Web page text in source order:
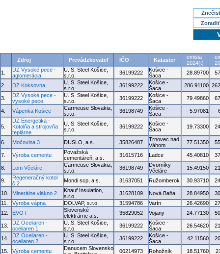
Zdroj Prevádzkovateľ IČO Kataster
emisia
2024(t)
1.
DZ Vysoké pece -
aglomerácia
U. S. Steel Košice,
s.r.o.
36199222
Košice -
Šaca
28.89700
2. DZ Koksovna
U. S. Steel Košice,
s.r.o.
36199222
Košice -
Šaca
286.91100
3.
DZ Vysoké pece -
vysoké pece
U. S. Steel Košice,
s.r.o.
36199222
Košice -
Šaca
79.49860
4. Vápenka Košice
Carmeuse Slovakia,
s.r.o.
36198749
Košice -
Šaca
5.97081
5.
DZ Energetika -
Kotolňa a strojovňa
teplárne
U. S. Steel Košice,
s.r.o.
36199222
Košice -
Šaca
19.73300
6. Močovina 3 DUSLO, a.s. 35826487
Trnovec nad
Váhom
77.51350
7. Výroba cementu
Považská
cementáreň, a.s.
31615716 Ladce 45.40810
8. Lom Včeláre
Carmeuse Slovakia,
s.r.o.
36198749
Dvorníky -
Včeláre
15.49150
9.
Regeneračný kotol
č.2
Mondi scp, a.s. 31637051 Ružomberok 30.93710
10. Minerálne vlákno 2
Knauf Insulation,
s.r.o.
31628109 Nová Baňa 28.84950
11.
Výroba vápna DOLVAP, s.r.o. 31594786 Varín 26.42690
12.
EVO I
Slovenské
elektrárne a.s.
35829052 Vojany 24.77130
13.
DZ Oceliaren -
oceliaren 1
U. S. Steel Košice,
s.r.o.
36199222
Košice -
Šaca
26.54620
14.
DZ Oceliaren -
oceliaren 2
U. S. Steel Košice,
s.r.o.
36199222
Košice -
Šaca
42.11560
15. Výroba cementu
Danucem Slovensko
00214973 Rohožník 18.51760